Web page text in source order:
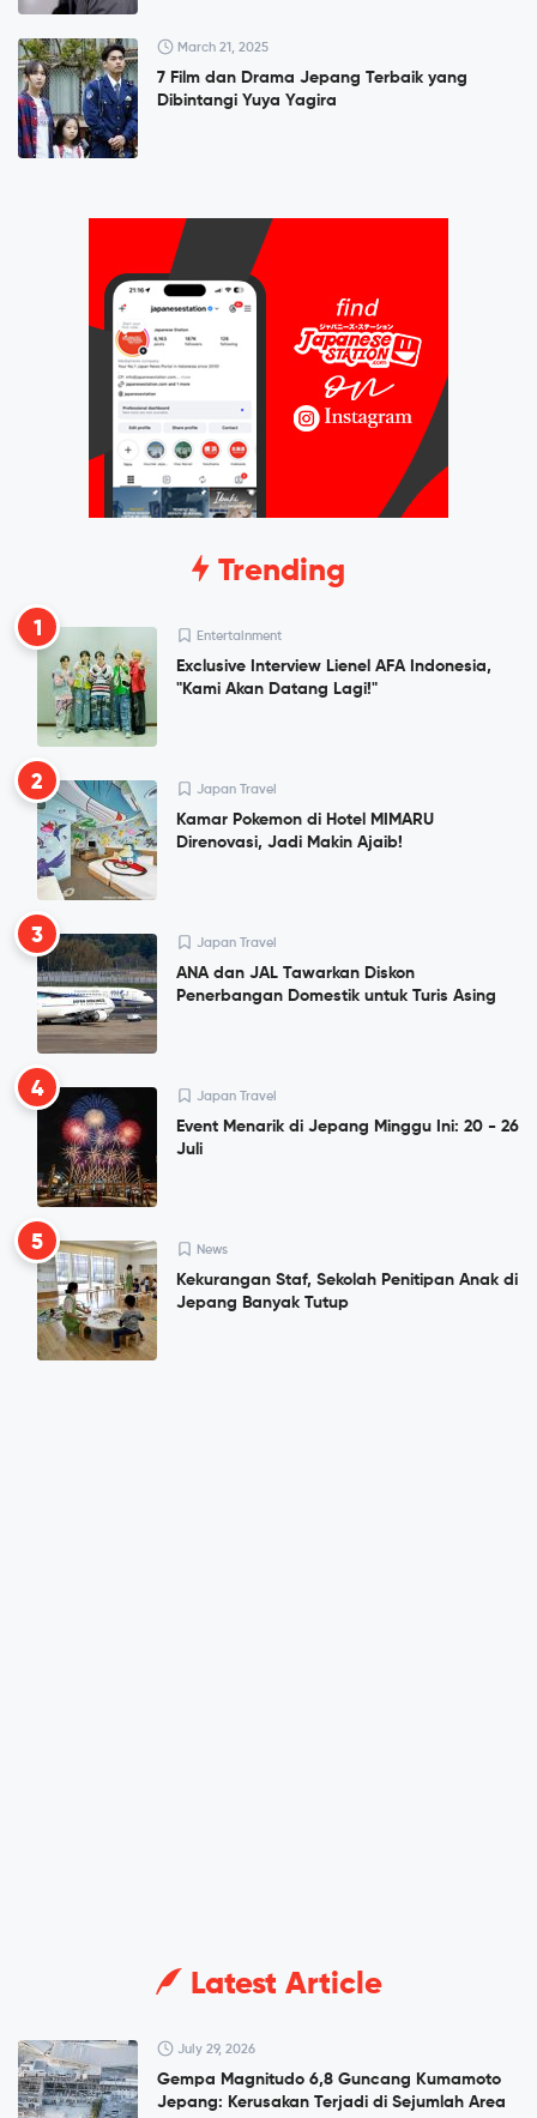
March 21, 2025
7 Film dan Drama Jepang Terbaik yang
Dibintangi Yuya Yagira
Trending
1 Entertainment
Exclusive Interview Lienel AFA Indonesia,
"Kami Akan Datang Lagi!"
2 Japan Travel
Kamar Pokemon di Hotel MIMARU
Direnovasi, Jadi Makin Ajaib!
3 Japan Travel
ANA dan JAL Tawarkan Diskon
Penerbangan Domestik untuk Turis Asing
4 Japan Travel
Event Menarik di Jepang Minggu Ini: 20 - 26
Juli
5 News
Kekurangan Staf, Sekolah Penitipan Anak di
Jepang Banyak Tutup
Latest Article
July 29, 2026
Gempa Magnitudo 6,8 Guncang Kumamoto
Jepang: Kerusakan Terjadi di Sejumlah Area